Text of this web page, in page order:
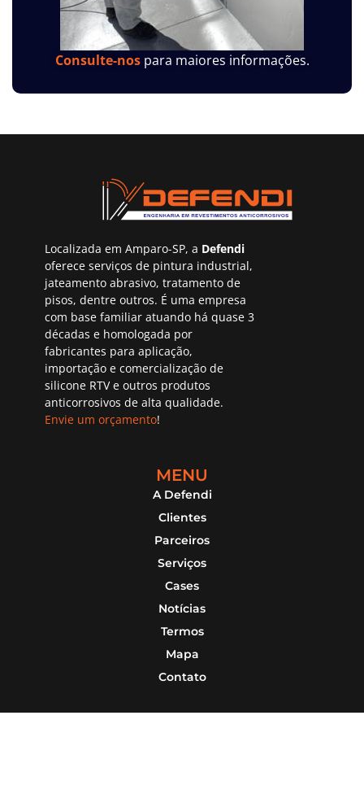
Consulte-nospara maiores informações.
Localizada em Amparo-SP, a Defendi
oferece serviços de pintura industrial,
jateamento abrasivo, tratamento de
pisos, dentre outros. É uma empresa
com base familiar atuando há quase 3
décadas e homologada por
fabricantes para aplicação,
importação e comercialização de
silicone RTV e outros produtos
anticorrosivos de alta qualidade.
Envie um orçamento!
MENU
A Defendi
Clientes
Parceiros
Serviços
Cases
Notícias
Termos
Mapa
Contato